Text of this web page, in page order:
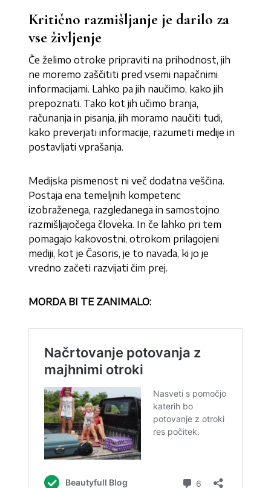
Kritično razmišljanje je darilo za
vse življenje
Če želimo otroke pripraviti na prihodnost, jih
ne moremo zaščititi pred vsemi napačnimi
informacijami. Lahko pa jih naučimo, kako jih
prepoznati. Tako kot jih učimo branja,
računanja in pisanja, jih moramo naučiti tudi,
kako preverjati informacije, razumeti medije in
postavljati vprašanja.
Medijska pismenost ni več dodatna veščina.
Postaja ena temeljnih kompetenc
izobraženega, razgledanega in samostojno
razmišljajočega človeka. In če lahko pri tem
pomagajo kakovostni, otrokom prilagojeni
mediji, kot je Časoris, je to navada, ki jo je
vredno začeti razvijati čim prej.
MORDA BI TE ZANIMALO: